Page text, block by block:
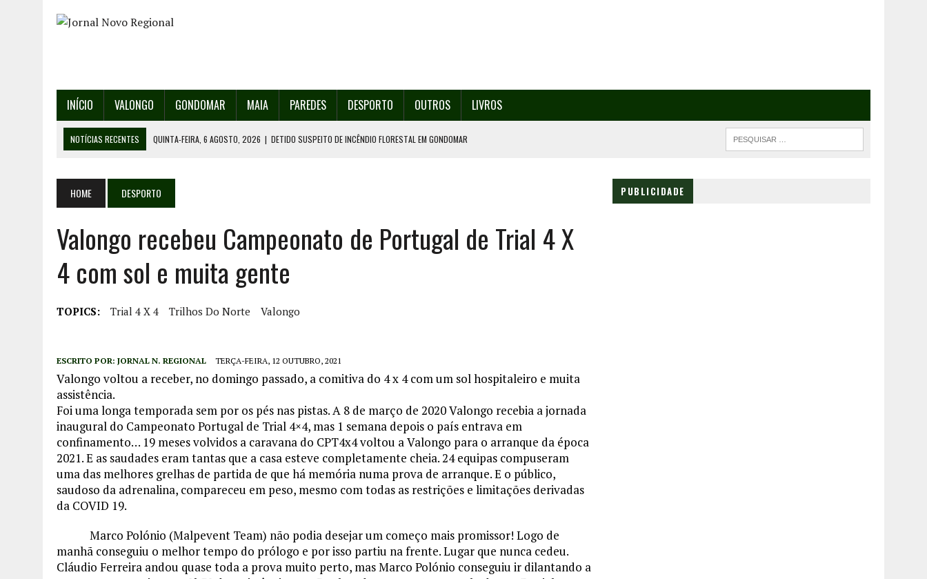
INÍCIO VALONGO GONDOMAR MAIA PAREDES DESPORTO OUTROS LIVROS
NOTÍCIAS RECENTES QUINTA-FEIRA, 6 AGOSTO, 2026 | DETIDO SUSPEITO DE INCÊNDIO FLORESTAL EM GONDOMAR
QUINTA-FEIRA, 6 AGOSTO, 2026
SEXTA-FEIRA, 7 AGOSTO, 2026
FESTAS DA CIDADE DE VALONGO E 13º ENCONTRO ASSOCIATIVO DE 14 A 17 DE AGOSTO
HOME DESPORTO
Valongo recebeu Campeonato de Portugal de Trial 4 X
4 com sol e muita gente
TOPICS: Trial 4 X 4 Trilhos Do Norte Valongo
ESCRITO POR: JORNAL N. REGIONAL TERÇA-FEIRA, 12 OUTUBRO, 2021
Valongo voltou a receber, no domingo passado, a comitiva do 4 x 4 com um sol hospitaleiro e muita
assistência.
Foi uma longa temporada sem por os pés nas pistas. A 8 de março de 2020 Valongo recebia a jornada
inaugural do Campeonato Portugal de Trial 4×4, mas 1 semana depois o país entrava em
confinamento… 19 meses volvidos a caravana do CPT4x4 voltou a Valongo para o arranque da época
2021. E as saudades eram tantas que a casa esteve completamente cheia. 24 equipas compuseram
uma das melhores grelhas de partida de que há memória numa prova de arranque. E o público,
saudoso da adrenalina, compareceu em peso, mesmo com todas as restrições e limitações derivadas
da COVID 19.
Marco Polónio (Malpevent Team) não podia desejar um começo mais promissor! Logo de
manhã conseguiu o melhor tempo do prólogo e por isso partiu na frente. Lugar que nunca cedeu.
Cláudio Ferreira andou quase toda a prova muito perto, mas Marco Polónio conseguiu ir dilantando a
PUBLICIDADE